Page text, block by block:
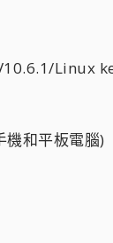
Linux
和平板電腦)